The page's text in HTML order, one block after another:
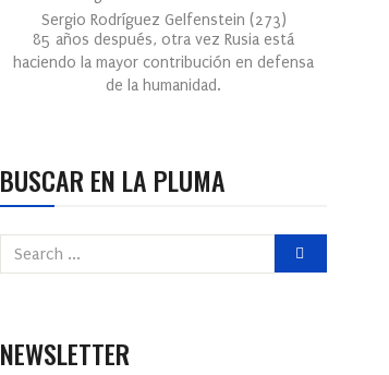
Sergio Rodríguez Gelfenstein (273)
85 años después, otra vez Rusia está
haciendo la mayor contribución en defensa
de la humanidad.
BUSCAR EN LA PLUMA
NEWSLETTER